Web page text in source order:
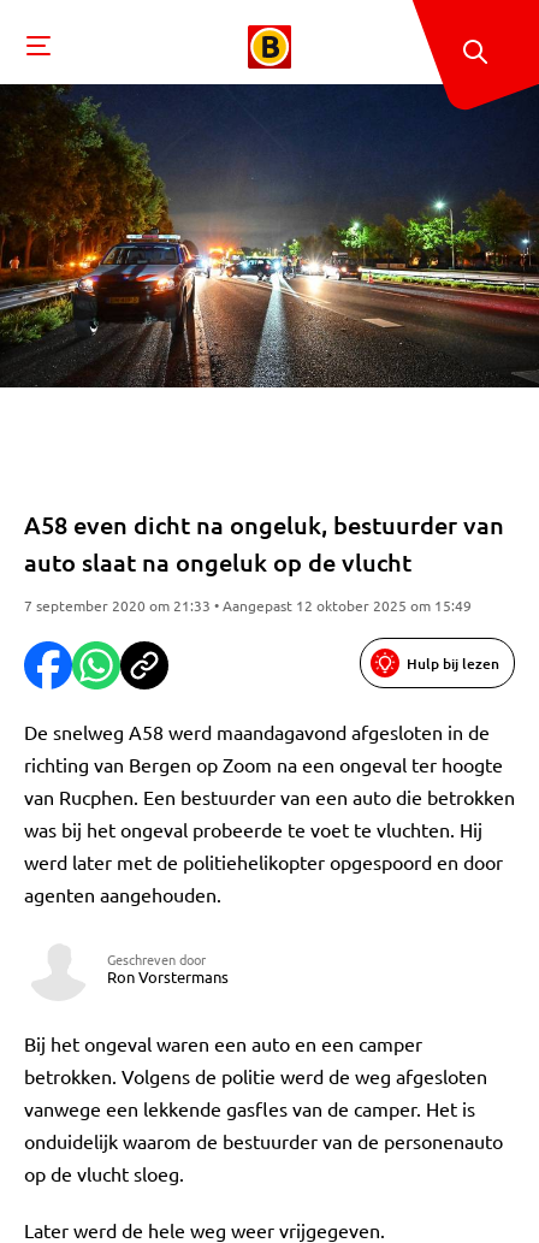
A58 even dicht na ongeluk, bestuurder van
auto slaat na ongeluk op de vlucht
7 september 2020 om 21:33 • Aangepast 12 oktober 2025 om 15:49
Hulp bij lezen
De snelweg A58 werd maandagavond afgesloten in de
richting van Bergen op Zoom na een ongeval ter hoogte
van Rucphen. Een bestuurder van een auto die betrokken
was bij het ongeval probeerde te voet te vluchten. Hij
werd later met de politiehelikopter opgespoord en door
agenten aangehouden.
Geschreven door
Ron Vorstermans
Bij het ongeval waren een auto en een camper
betrokken. Volgens de politie werd de weg afgesloten
vanwege een lekkende gasfles van de camper. Het is
onduidelijk waarom de bestuurder van de personenauto
op de vlucht sloeg.
Later werd de hele weg weer vrijgegeven.